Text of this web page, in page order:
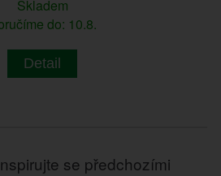
Skladem
do: 10.8.
Detail
se předchozími